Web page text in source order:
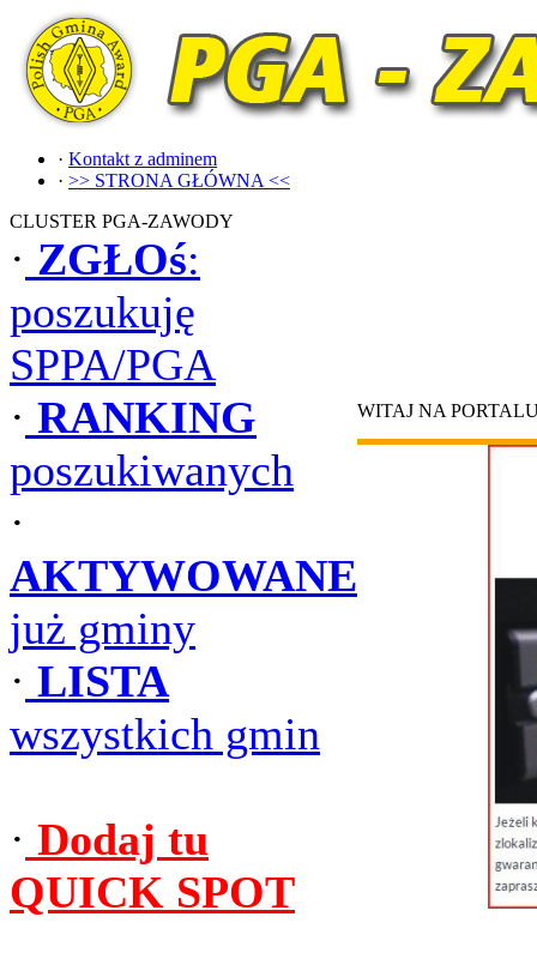
· Kontakt z adminem
· >> STRONA GŁÓWNA <<
CLUSTER PGA-ZAWODY
· ZGŁOś:
poszukuję
SPPA/PGA
· RANKING
poszukiwanych
·
AKTYWOWANE
już gminy
· LISTA
wszystkich gmin
· Dodaj tu
QUICK SPOT
WITAJ NA